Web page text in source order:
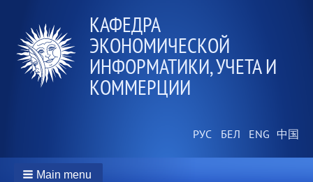
КАФЕДРА
ЭКОНОМИЧЕСКОЙ
ИНФОРМАТИКИ, УЧЕТА И
КОММЕРЦИИ
Main menu